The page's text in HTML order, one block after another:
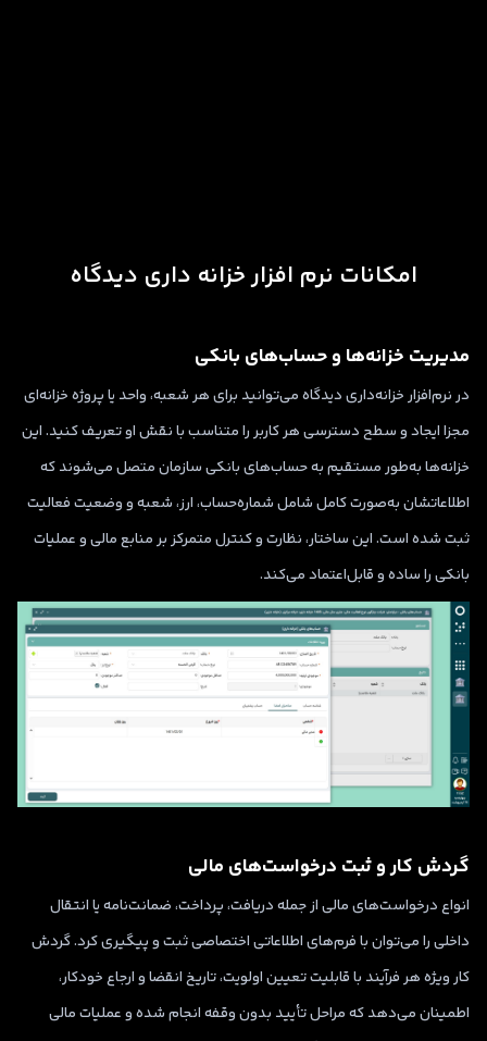
امکانات نرم‌ افزار خزانه‌ داری دیدگاه
مدیریت خزانه‌ها و حساب‌های بانکی
در نرم‌افزار خزانه‌داری دیدگاه می‌توانید برای هر شعبه، واحد یا پروژه خزانه‌ای
مجزا ایجاد و سطح دسترسی هر کاربر را متناسب با نقش او تعریف کنید. این
خزانه‌ها به‌طور مستقیم به حساب‌های بانکی سازمان متصل می‌شوند که
اطلاعاتشان به‌صورت کامل شامل شماره‌حساب، ارز، شعبه و وضعیت فعالیت
ثبت شده است. این ساختار، نظارت و کنترل متمرکز بر منابع مالی و عملیات
بانکی را ساده و قابل‌اعتماد می‌کند.
گردش کار و ثبت درخواست‌های مالی
انواع درخواست‌های مالی از جمله دریافت، پرداخت، ضمانت‌نامه یا انتقال
داخلی را می‌توان با فرم‌های اطلاعاتی اختصاصی ثبت و پیگیری کرد. گردش
کار ویژه هر فرآیند با قابلیت تعیین اولویت، تاریخ انقضا و ارجاع خودکار،
اطمینان می‌دهد که مراحل تأیید بدون وقفه انجام شده و عملیات مالی